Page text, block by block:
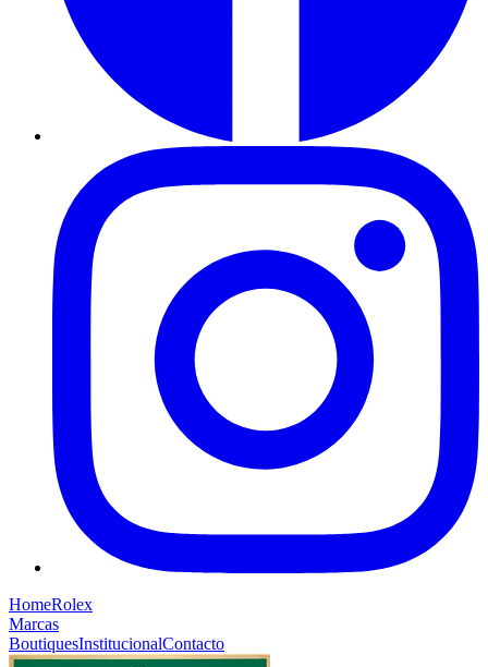
HomeRolex
Marcas
BoutiquesInstitucionalContacto